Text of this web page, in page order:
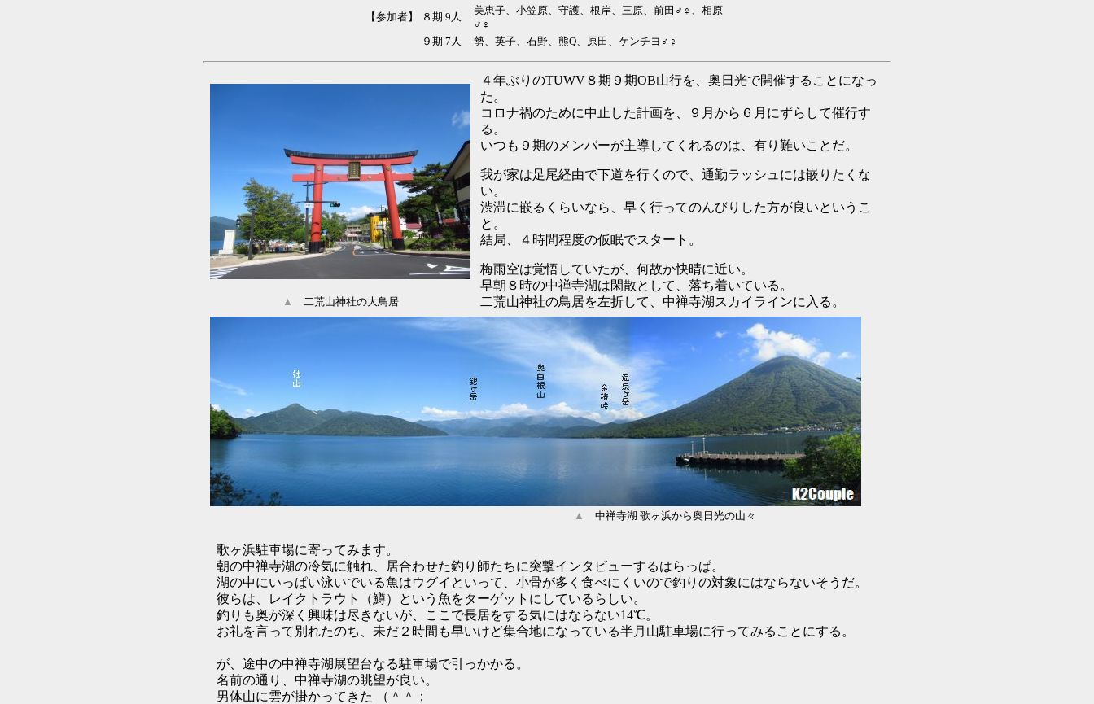
【参加者】 ８期 9人
美恵子、小笠原、守護、根岸、三原、前田♂♀、相原
♂♀
９期 7人
勢、英子、石野、熊Q、原田、ケンチヨ♂♀
４年ぶりのTUWV８期９期OB山行を、奥日光で開催することになっ
た。
コロナ禍のために中止した計画を、９月から６月にずらして催行す
る。
いつも９期のメンバーが主導してくれるのは、有り難いことだ。
我が家は足尾経由で下道を行くので、通勤ラッシュには嵌りたくな
い。
渋滞に嵌るくらいなら、早く行ってのんびりした方が良いというこ
と。
結局、４時間程度の仮眠でスタート。
梅雨空は覚悟していたが、何故か快晴に近い。
早朝８時の中禅寺湖は閑散として、落ち着いている。
二荒山神社の鳥居を左折して、中禅寺湖スカイラインに入る。
▲ 二荒山神社の大鳥居
▲ 中禅寺湖 歌ヶ浜から奥日光の山々
歌ヶ浜駐車場に寄ってみます。
朝の中禅寺湖の冷気に触れ、居合わせた釣り師たちに突撃インタビューするはらっぱ。
湖の中にいっぱい泳いでいる魚はウグイといって、小骨が多く食べにくいので釣りの対象にはならないそうだ。
彼らは、レイクトラウト（鱒）という魚をターゲットにしているらしい。
釣りも奥が深く興味は尽きないが、ここで長居をする気にはならない14℃。
お礼を言って別れたのち、未だ２時間も早いけど集合地になっている半月山駐車場に行ってみることにする。
が、途中の中禅寺湖展望台なる駐車場で引っかかる。
名前の通り、中禅寺湖の眺望が良い。
男体山に雲が掛かってきた （＾＾；